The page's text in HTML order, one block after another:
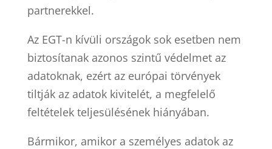
partnerekkel.
Az EGT-n kívüli országok sok esetben nem
biztosítanak azonos szintű védelmet az
adatoknak, ezért az európai törvények
tiltják az adatok kivitelét, a megfelelő
feltételek teljesülésének hiányában.
Bármikor, amikor a személyes adatok az